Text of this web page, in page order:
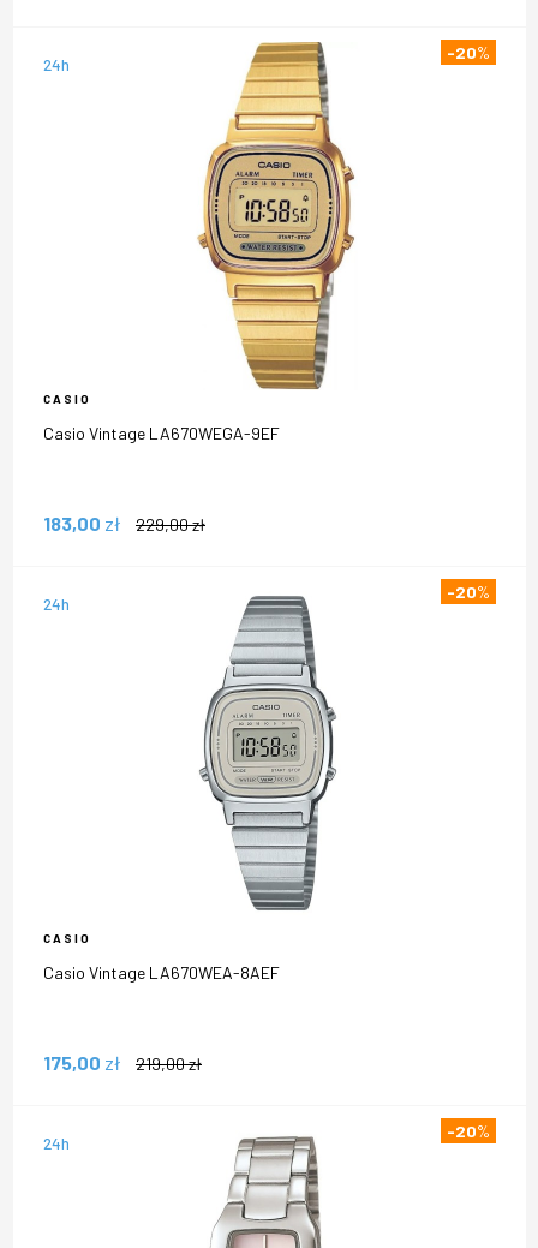
24h
-20%
CASIO
Casio Vintage LA670WEGA-9EF
183,00 zł 229,00zł
24h
-20%
CASIO
Casio Vintage LA670WEA-8AEF
175,00 zł 219,00zł
24h
-20%